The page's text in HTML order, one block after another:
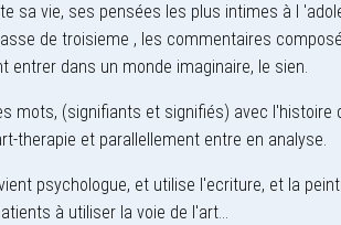
sa vie, ses pensées les plus intimes à l
de troisieme , les commentaires
entrer dans un monde imaginaire, le sien.
mots, (signifiants et signifiés) avec l'histoire
therapie et parallellement entre en analyse.
psychologue, et utilise l'ecriture, et la
à utiliser la voie de l'art...